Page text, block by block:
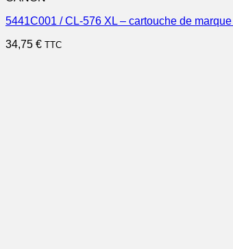
5441C001 / CL-576 XL – cartouche de
34,75 € TTC